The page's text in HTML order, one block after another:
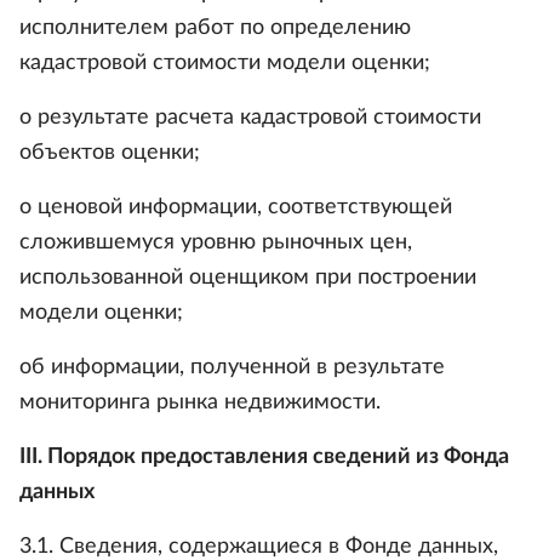
исполнителем работ по определению
кадастровой стоимости модели оценки;
о результате расчета кадастровой стоимости
объектов оценки;
о ценовой информации, соответствующей
сложившемуся уровню рыночных цен,
использованной оценщиком при построении
модели оценки;
об информации, полученной в результате
мониторинга рынка недвижимости.
III. Порядок предоставления сведений из Фонда
данных
3.1. Сведения, содержащиеся в Фонде данных,